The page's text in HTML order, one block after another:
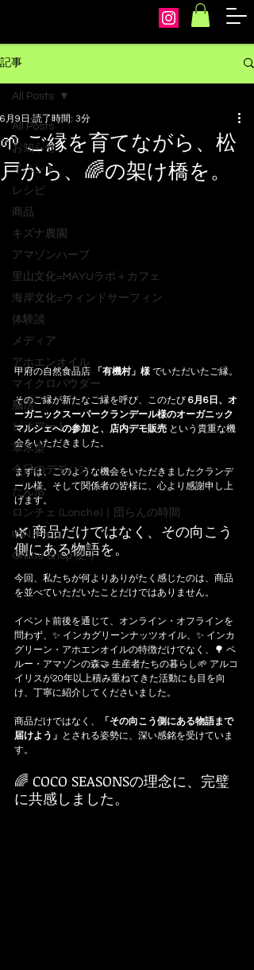
記事
All Posts
お知らせ
イベント
レシピ
商品
キズナ農園
アマゾンハーブ
里山文化=MAYUラボ＋カフェ
海岸文化=ウィンドサーフィン
体験談
メディア
アホエンオイル
マイクロパウダー
脳活
ビオアート
草木染
今日のデモハン
たん活
ロンチェ (Lonche)｜団らんの時間
IGNオイル
Online Shop 便り
All Posts
🌱 ご縁を育てながら、松
戸から、🌈の架け橋を。
6月9日 読了時間: 3分
甲府の自然食品店 「有機村」様 でいただいたご縁。
そのご縁が新たなご縁を呼び、このたび 6月6日、オ
ーガニックスーパークランデール様のオーガニック
マルシェへの参加と、店内デモ販売 という貴重な機
会をいただきました。
まずは、このような機会をいただきましたクランデ
ール様、そして関係者の皆様に、心より感謝申し上
げます。
🌿 商品だけではなく、その向こう
側にある物語を。
今回、私たちが何よりありがたく感じたのは、商品
を並べていただいたことだけではありません。
イベント前後を通じて、オンライン・オフラインを
問わず、✨ インカグリーンナッツオイル、✨ インカ
グリーン・アホエンオイルの特徴だけでなく、🌳 ペ
ルー・アマゾンの森🤝 生産者たちの暮らし🌱 アルコ
イリスが20年以上積み重ねてきた活動にも目を向
け、丁寧に紹介してくださいました。
商品だけではなく、
「その向こう側にある物語まで
届けよう」
とされる姿勢に、深い感銘を受けていま
す。
🌈 COCO SEASONSの理念に、完璧
に共感しました。